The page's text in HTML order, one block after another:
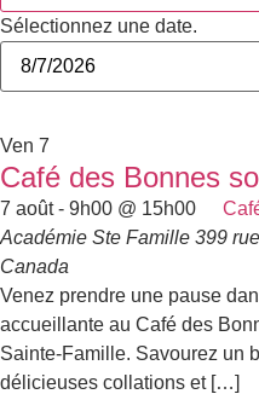
Sélectionnez une date.
Ven 7
Café des Bonnes
7 août - 9h00 @ 15h00
Académie Ste Famille 399
Canada
Venez prendre une pause
accueillante au Café des
Sainte-Famille. Savourez un
délicieuses collations et […]